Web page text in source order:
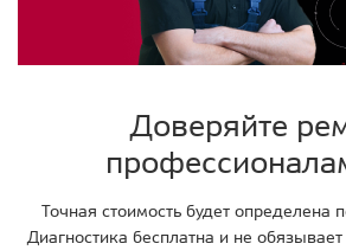
Доверяйте
Точная стоимость будет определена
Диагностика бесплатна и не